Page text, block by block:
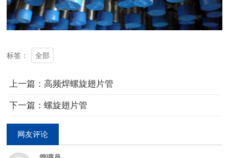
标签： 全部
上一篇：高频焊螺旋翅片管
下一篇：螺旋翅片管
网友评论